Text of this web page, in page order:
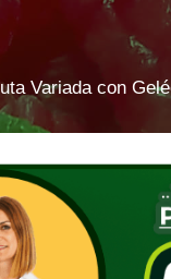
Variada con